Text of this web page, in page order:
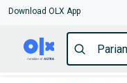
Download OLX App